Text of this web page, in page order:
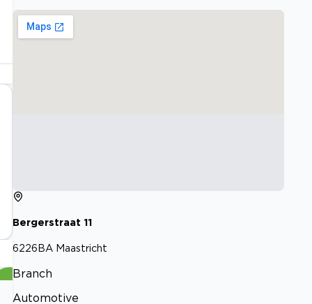
Bergerstraat 11
6226BA Maastricht
Branch
Automotive